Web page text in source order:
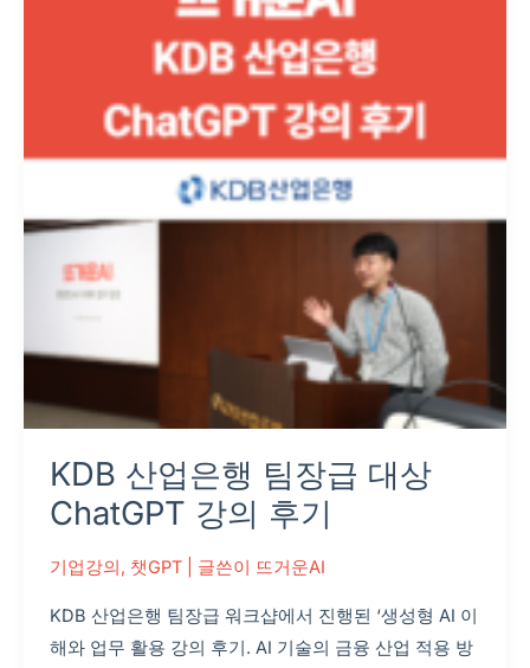
KDB 산업은행 팀장급 대상
ChatGPT 강의 후기
기업강의, 챗GPT| 글쓴이 뜨거운AI
KDB 산업은행 팀장급 워크샵에서 진행된 ‘생성형 AI 이
해와 업무 활용 강의 후기. AI 기술의 금융 산업 적용 방
장
대
ChatGPT
기